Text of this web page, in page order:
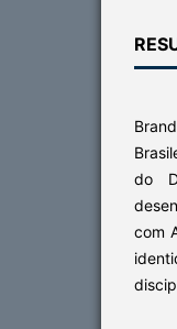
do
com